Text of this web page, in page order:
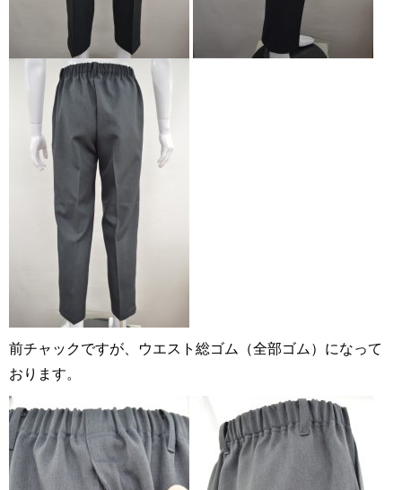
前チャックですが、ウエスト総ゴム（全部ゴム）になって
おります。